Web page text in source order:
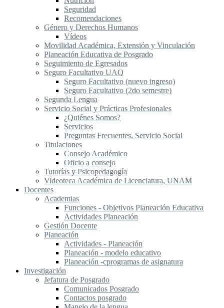
Seguridad
Recomendaciones
Género y Derechos Humanos
Vídeos
Movilidad Académica, Extensión y Vinculación
Planeación Educativa de Posgrado
Seguimiento de Egresados
Seguro Facultativo UAQ
Seguro Facultativo (nuevo ingreso)
Seguro Facultativo (2do semestre)
Segunda Lengua
S​ervicio Social y Prácticas Profesionales
¿Quiénes Somos?
Servicios
Preguntas Frecuentes, Servicio Social
Titulaciones
Consejo Académico
Oficio a consejo
Tutorías y Psicopedagogía
Videoteca Académica de Licenciatura, UNAM
Docentes
Academias
Funciones - Objetivos Planeación Educativa
Actividades Planeación
Gestión Docente
Planeación
Actividades - Planeación
Planeación - modelo educativo
Planeación -cprogramas de asignatura
Investigación
Jefatura de Posgrado
Comunicados Posgrado
Contactos posgrado